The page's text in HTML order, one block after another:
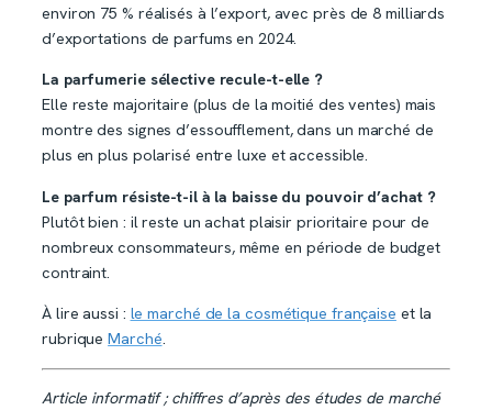
environ 75 % réalisés à l’export, avec près de 8 milliards
d’exportations de parfums en 2024.
La parfumerie sélective recule-t-elle ?
Elle reste majoritaire (plus de la moitié des ventes) mais
montre des signes d’essoufflement, dans un marché de
plus en plus polarisé entre luxe et accessible.
Le parfum résiste-t-il à la baisse du pouvoir d’achat ?
Plutôt bien : il reste un achat plaisir prioritaire pour de
nombreux consommateurs, même en période de budget
contraint.
À lire aussi : le marché de la cosmétique française et la
rubriqueMarché.
Article informatif ; chiffres d’après des études de marché